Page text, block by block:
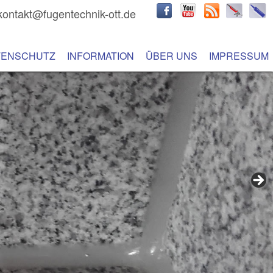
ott.de
Inhalt wechselnINFORMATION ÜBER UNS IMPRESSUM